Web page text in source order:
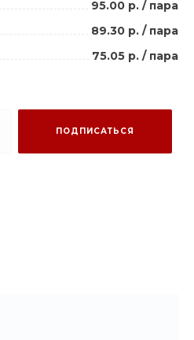
95.00 р. / пара
89.30 р. / пара
75.05 р. / пара
ПОДПИСАТЬСЯ